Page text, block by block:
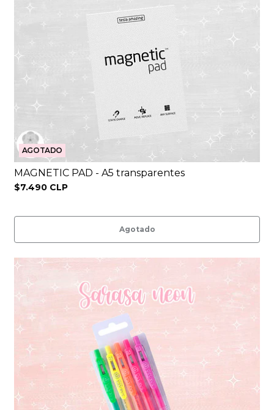
AGOTADO
MAGNETIC PAD - A5 transparentes
$7.490 CLP
Agotado